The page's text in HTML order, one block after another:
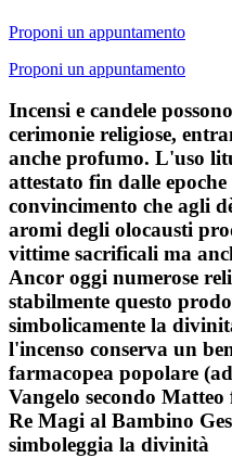
Proponi un appuntamento
Proponi un appuntamento
Incensi e candele
cerimonie religiose,
anche profumo. L'uso
attestato fin dalle
convincimento che agli
aromi degli olocausti
vittime sacrificali ma
Ancor oggi numerose
stabilmente questo
simbolicamente la
l'incenso conserva un
farmacopea popolare
Vangelo secondo
Re Magi al Bambino
simboleggia la divinità